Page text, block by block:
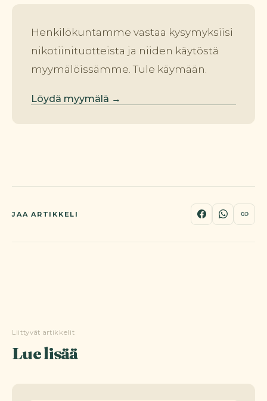
Henkilökuntamme vastaa kysymyksiisi
nikotiinituotteista ja niiden käytöstä
myymälöissämme. Tule käymään.
Löydä myymälä →
JAA ARTIKKELI
Liittyvät artikkelit
Lue lisää